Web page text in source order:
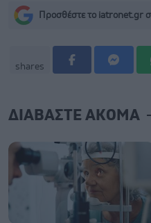
Προσθέστε το iatronet.gr
shares
ΔΙΑΒΑΣΤΕ ΑΚΟΜΑ